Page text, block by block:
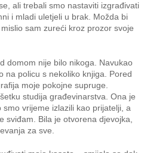
ali trebali smo nastaviti izgrađivati
i mladi uletjeli u brak. Možda bi
sam zureći kroz prozor svoje
domom nije bilo nikoga. Navukao
na policu s nekoliko knjiga. Pored
moje pokojne supruge.
studija građevinarstva. Ona je
vrijeme izlazili kao prijatelji, a
sviđam. Bila je otvorena djevojka,
za sve.